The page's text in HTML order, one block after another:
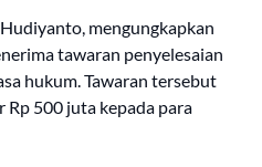
mengungkapkan
tawaran penyelesaian
hukum. Tawaran tersebut
Rp 500 juta kepada para